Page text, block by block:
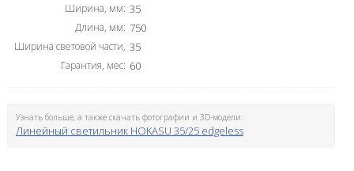
Ширина, мм: 35
Длина, мм: 750
Ширина световой части,
мм:
35
Гарантия, мес: 60
Узнать больше, а также скачать фотографии и 3D-модели:
Линейный светильник HOKASU 35/25 edgeless